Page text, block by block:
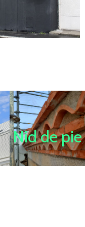
Nid de pie